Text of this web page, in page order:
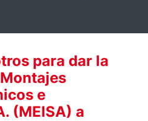
para dar la
e
(MEISA) a